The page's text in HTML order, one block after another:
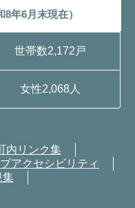
8年6月末現在）
世帯数2,172戸
女性2,068人
内リンク集
アクセシビリティ
集